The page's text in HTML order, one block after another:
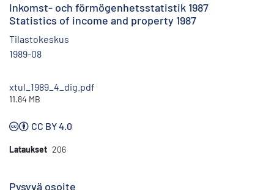
Inkomst- och förmögenhetsstatistik 1987
Statistics of income and property 1987
Tilastokeskus
1989-08
xtul_1989_4_dig.pdf
11.84 MB
CC BY 4.0
Lataukset 206
Pysyvä osoite